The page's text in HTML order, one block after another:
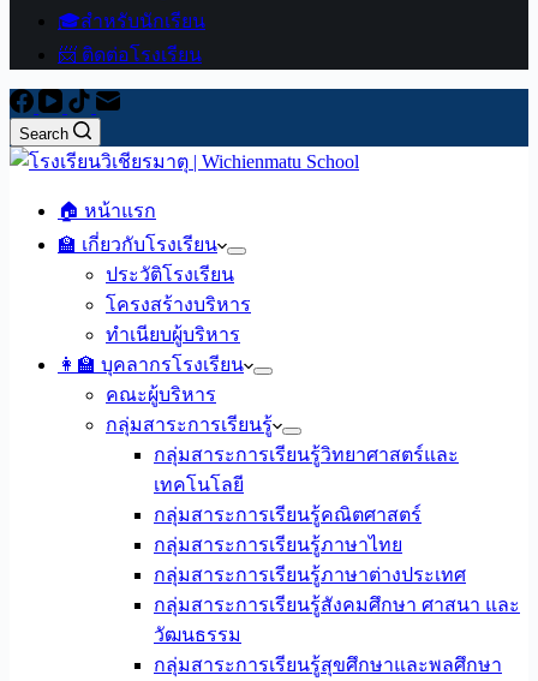
🎓สำหรับนักเรียน
📨 ติดต่อโรงเรียน
Search
🏠 หน้าแรก
🏫 เกี่ยวกับโรงเรียน
ประวัติโรงเรียน
โครงสร้างบริหาร
ทำเนียบผู้บริหาร
👩‍🏫 บุคลากรโรงเรียน
คณะผู้บริหาร
กลุ่มสาระการเรียนรู้
กลุ่มสาระการเรียนรู้วิทยาศาสตร์และ
เทคโนโลยี
กลุ่มสาระการเรียนรู้คณิตศาสตร์
กลุ่มสาระการเรียนรู้ภาษาไทย
กลุ่มสาระการเรียนรู้ภาษาต่างประเทศ
กลุ่มสาระการเรียนรู้สังคมศึกษา ศาสนา และ
วัฒนธรรม
กลุ่มสาระการเรียนรู้สุขศึกษาและพลศึกษา